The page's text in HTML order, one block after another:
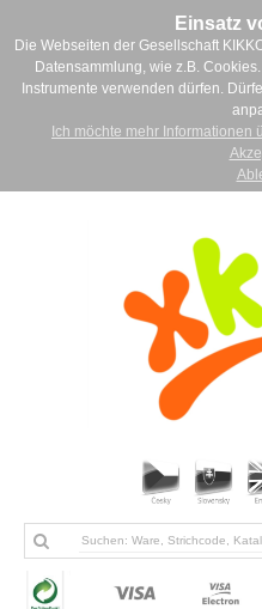
Einsatz
Die Webseiten der Gesellschaft
Datensammlung, wie z.B.
Instrumente verwenden dürfen.
Ich möchte mehr Informationen